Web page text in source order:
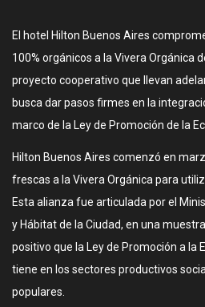
El hotel Hilton Buenos Aires
100% orgánicos a la Vivera Orgánica
proyecto cooperativo que llevan
busca dar pasos firmes en la
marco de la Ley de Promoción de la
Hilton Buenos Aires comenzó en
frescas a la Vivera Orgánica para
Esta alianza fue articulada por el
y Hábitat de la Ciudad, en una
positivo que la Ley de Promoción a la
tiene en los sectores productivos
populares.